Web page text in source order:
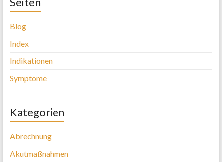
Blog
Index
Indikationen
Symptome
Kategorien
Abrechnung
Akutmaßnahmen